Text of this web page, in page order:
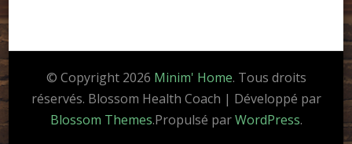
© Copyright 2026 Minim' Home. Tous droits
réservés. Blossom Health Coach | Développé par
Blossom Themes.Propulsé parWordPress.